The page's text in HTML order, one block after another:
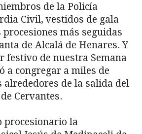
de la Policía
Civil, vestidos de gala
más seguidas
de Alcalá de Henares. Y
festivo de nuestra Semana
a congregar a miles de
alrededores de la salida del
Cervantes.
procesionario la